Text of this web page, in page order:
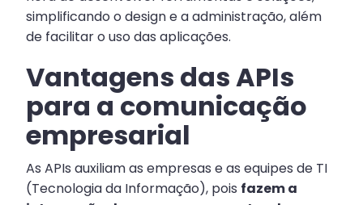
simplificando o design e a administração, além
de facilitar o uso das aplicações.
Vantagens das APIs
para a comunicação
empresarial
As APIs auxiliam as empresas e as equipes de TI
(Tecnologia da Informação), pois fazem a